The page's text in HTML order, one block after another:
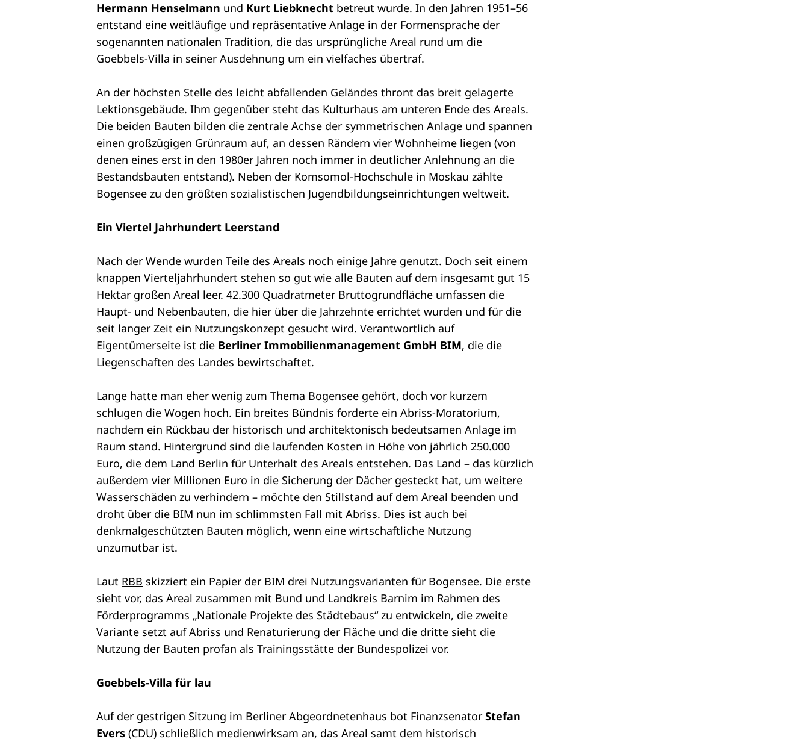
Hermann Henselmann und Kurt Liebknecht betreut wurde. In den Jahren 1951–56
entstand eine weitläufige und repräsentative Anlage in der Formensprache der
sogenannten nationalen Tradition, die das ursprüngliche Areal rund um die
Goebbels-Villa in seiner Ausdehnung um ein vielfaches übertraf.
An der höchsten Stelle des leicht abfallenden Geländes thront das breit gelagerte
Lektionsgebäude. Ihm gegenüber steht das Kulturhaus am unteren Ende des Areals.
Die beiden Bauten bilden die zentrale Achse der symmetrischen Anlage und spannen
einen großzügigen Grünraum auf, an dessen Rändern vier Wohnheime liegen (von
denen eines erst in den 1980er Jahren noch immer in deutlicher Anlehnung an die
Bestandsbauten entstand). Neben der Komsomol-Hochschule in Moskau zählte
Bogensee zu den größten sozialistischen Jugendbildungseinrichtungen weltweit.
Ein Viertel Jahrhundert Leerstand
Nach der Wende wurden Teile des Areals noch einige Jahre genutzt. Doch seit einem
knappen Vierteljahrhundert stehen so gut wie alle Bauten auf dem insgesamt gut 15
Hektar großen Areal leer. 42.300 Quadratmeter Bruttogrundfläche umfassen die
Haupt- und Nebenbauten, die hier über die Jahrzehnte errichtet wurden und für die
seit langer Zeit ein Nutzungskonzept gesucht wird. Verantwortlich auf
Eigentümerseite ist die Berliner Immobilienmanagement GmbH BIM, die die
Liegenschaften des Landes bewirtschaftet.
Lange hatte man eher wenig zum Thema Bogensee gehört, doch vor kurzem
schlugen die Wogen hoch. Ein breites Bündnis forderte ein Abriss-Moratorium,
nachdem ein Rückbau der historisch und architektonisch bedeutsamen Anlage im
Raum stand. Hintergrund sind die laufenden Kosten in Höhe von jährlich 250.000
Euro, die dem Land Berlin für Unterhalt des Areals entstehen. Das Land – das kürzlich
außerdem vier Millionen Euro in die Sicherung der Dächer gesteckt hat, um weitere
Wasserschäden zu verhindern – möchte den Stillstand auf dem Areal beenden und
droht über die BIM nun im schlimmsten Fall mit Abriss. Dies ist auch bei
denkmalgeschützten Bauten möglich, wenn eine wirtschaftliche Nutzung
unzumutbar ist.
Laut RBB skizziert ein Papier der BIM drei Nutzungsvarianten für Bogensee. Die erste
sieht vor, das Areal zusammen mit Bund und Landkreis Barnim im Rahmen des
Förderprogramms „Nationale Projekte des Städtebaus“ zu entwickeln, die zweite
Variante setzt auf Abriss und Renaturierung der Fläche und die dritte sieht die
Nutzung der Bauten profan als Trainingsstätte der Bundespolizei vor.
Goebbels-Villa für lau
Auf der gestrigen Sitzung im Berliner Abgeordnetenhaus bot Finanzsenator Stefan
Evers (CDU) schließlich medienwirksam an, das Areal samt dem historisch